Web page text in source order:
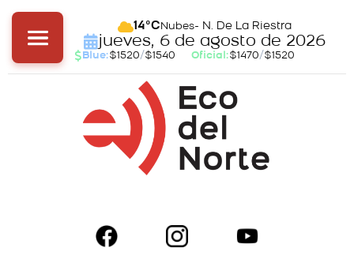
14°C Nubes- N. De La Riestra
jueves, 6 de agosto de 2026
Blue:$1520/$1540 Oficial:$1470/$1520